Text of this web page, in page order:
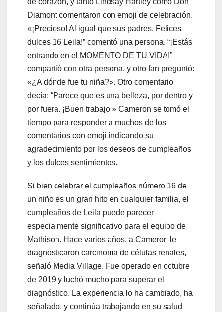
Diamont comentaron con emoji de celebración.
«¡Precioso! Al igual que sus padres. Felices
dulces 16 Leila!” comentó una persona. “¡Estás
entrando en el MOMENTO DE TU VIDA!”
compartió con otra persona, y otro fan preguntó:
«¿A dónde fue tu niña?». Otro comentario
decía: “Parece que es una belleza, por dentro y
por fuera. ¡Buen trabajo!» Cameron se tomó el
tiempo para responder a muchos de los
comentarios con emoji indicando su
agradecimiento por los deseos de cumpleaños
y los dulces sentimientos.
Si bien celebrar el cumpleaños número 16 de
un niño es un gran hito en cualquier familia, el
cumpleaños de Leila puede parecer
especialmente significativo para el equipo de
Mathison. Hace varios años, a Cameron le
diagnosticaron carcinoma de células renales,
señaló Media Village. Fue operado en octubre
de 2019 y luchó mucho para superar el
diagnóstico. La experiencia lo ha cambiado, ha
señalado, y continúa trabajando en su salud